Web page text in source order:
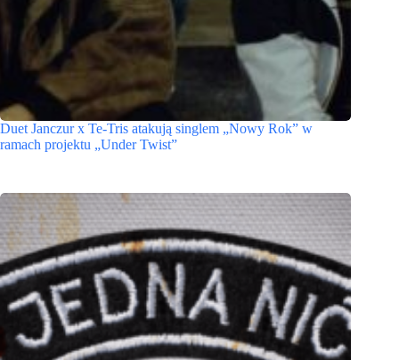
Duet Janczur x Te-Tris atakują singlem „Nowy Rok” w
ramach projektu „Under Twist”